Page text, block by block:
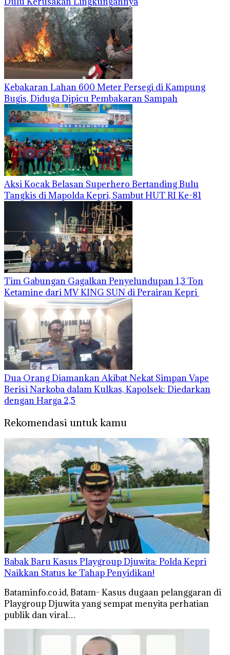
Kebakaran Lahan 600 Meter Persegi di Kampung
Bugis, Diduga Dipicu Pembakaran Sampah
Aksi Kocak Belasan Superhero Bertanding Bulu
Tangkis di Mapolda Kepri, Sambut HUT RI Ke-81
Tim Gabungan Gagalkan Penyelundupan 1,3 Ton
Ketamine dari MV KING SUN di Perairan Kepri ‎
Dua Orang Diamankan Akibat Nekat Simpan Vape
Berisi Narkoba dalam Kulkas, Kapolsek: Diedarkan
dengan Harga 2,5
Rekomendasi untuk kamu
Babak Baru Kasus Playgroup Djuwita: Polda Kepri
Naikkan Status ke Tahap Penyidikan!
Bataminfo.co.id, Batam- Kasus dugaan pelanggaran di
Playgroup Djuwita yang sempat menyita perhatian
publik dan viral…